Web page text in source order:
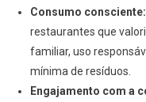
Consumo consciente:
restaurantes que
familiar, uso
mínima de resíduos.
Engajamento com a